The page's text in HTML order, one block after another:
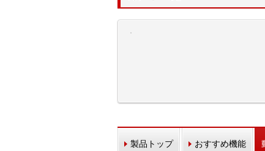
製品トップ おすすめ機能